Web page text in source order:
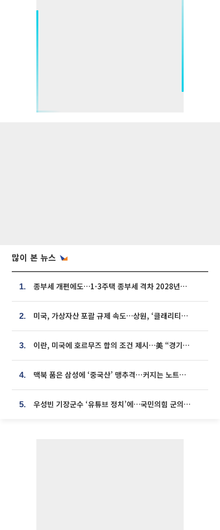
많이 본 뉴스
1. 종부세 개편에도…1·3주택 종부세 격차 2028년부터 확대
2. 미국, 가상자산 포괄 규제 속도…상원, ‘클래리티법’ 9월 절차투표 추진
3. 이란, 미국에 호르무즈 합의 조건 제시…美 “경기 아직 안 끝나” [종합]
4. 맥북 품은 삼성에 ‘중국산’ 맹추격⋯커지는 노트북 OLED 시장
5. 우성빈 기장군수 ‘유튜브 정치’에…국민의힘 군의원들 집단 반발